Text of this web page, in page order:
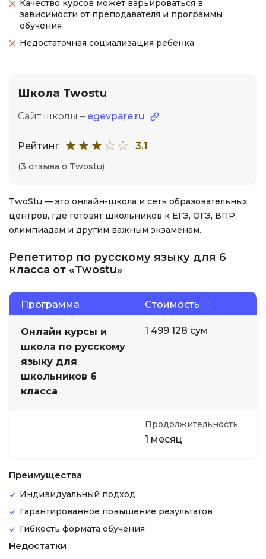
Качество курсов может варьироваться в
зависимости от преподавателя и программы
обучения
Недостаточная социализация ребенка
Школа Twostu
Сайт школы – egevpare.ru
Рейтинг 3.1
(3 отзыва о Twostu)
TwoStu — это онлайн-школа и сеть образовательных
центров, где готовят школьников к ЕГЭ, ОГЭ, ВПР,
олимпиадам и другим важным экзаменам.
Репетитор по русскому языку для 6
класса от «Twostu»
Программа Стоимость
Онлайн курсы и
школа по русскому
языку для
школьников 6
класса
1 499 128 сум
Продолжительность
1 месяц
Преимущества
Индивидуальный подход
Гарантированное повышение результатов
Гибкость формата обучения
Недостатки